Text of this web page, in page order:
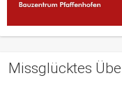
Missglücktes